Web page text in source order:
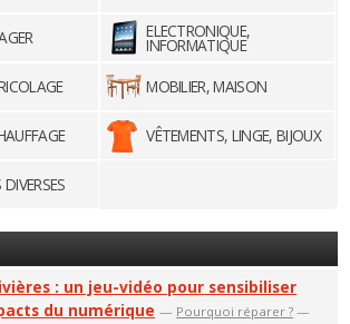
ELECTRONIQUE,
INFORMATIQUE
MOBILIER, MAISON
VÊTEMENTS, LINGE, BIJOUX
: un jeu-vidéo pour sensibiliser
du numérique — Pourquoi réparer ? —